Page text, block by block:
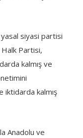
siyasi partisi
Partisi,
kalmış ve
iktidarda kalmış
Anadolu ve